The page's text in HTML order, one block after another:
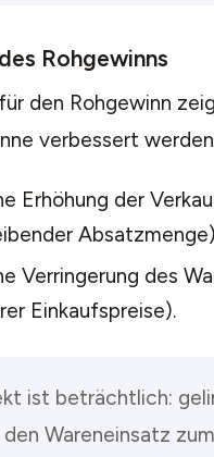
Rohgewinns
den Rohgewinn
verbessert
Erhöhung der
Verringerung des
Einkaufspreise).
ist beträchtlich:
den Wareneinsatz